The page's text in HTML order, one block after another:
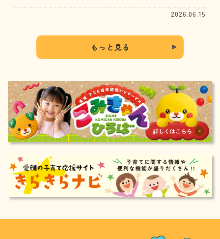
2026.06.15
もっと見る